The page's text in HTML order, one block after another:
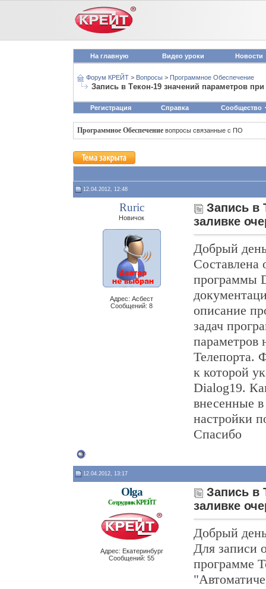
На главную Видео уроки Новости
Форум КРЕЙТ > Вопросы > Программное Обеспечение
Запись в Тeкон-19 значений параметров
Регистрация Справка Сообщество
Программное Обеспечение вопросы связанные с ПО
12.04.2012, 12:48
Ruric
Новичок
Адрес: Асбест
Сообщений: 8
Запись в
заливке
Добрый
Составлена
программы
описание
задач
параметров
Телепорта.
к которой
Dialog19.
внесенные
настройки
Спасибо
12.04.2012, 13:17
Olga
Сотрудник КРЕЙТ
Адрес: Екатеринбург
Сообщений: 55
Запись в
заливке
Добрый
Для записи
программе